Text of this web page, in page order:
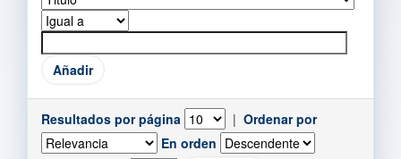
Resultados por página | Ordenar por
En orden